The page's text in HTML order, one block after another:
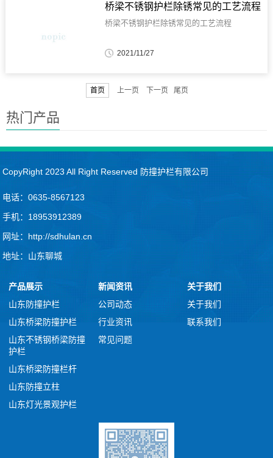
桥梁不锈钢护栏除锈常见的工艺流程
桥梁不锈钢护栏除锈常见的工艺流程
2021/11/27
首页 上一页 下一页 尾页
热门产品
CopyRight 2023 All Right Reserved 防撞护栏有限公司
电话：0635-8567123
手机：18953912389
网址：http://sdhulan.cn
地址：山东聊城
产品展示
山东防撞护栏
山东桥梁防撞护栏
山东不锈钢桥梁防撞
护栏
山东桥梁防撞栏杆
山东防撞立柱
山东灯光景观护栏
新闻资讯
公司动态
行业资讯
常见问题
关于我们
关于我们
联系我们